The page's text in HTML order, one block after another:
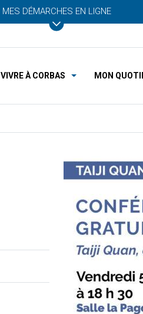
MES DÉMARCHES EN LIGNE
VIVRE À CORBAS MON